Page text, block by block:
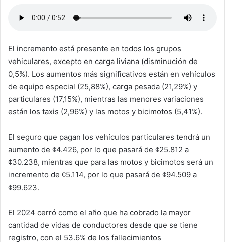
El incremento está presente en todos los grupos
vehiculares, excepto en carga liviana (disminución de
0,5%). Los aumentos más significativos están en vehículos
de equipo especial (25,88%), carga pesada (21,29%) y
particulares (17,15%), mientras las menores variaciones
están los taxis (2,96%) y las motos y bicimotos (5,41%).
El seguro que pagan los vehículos particulares tendrá un
aumento de ¢4.426, por lo que pasará de ¢25.812 a
¢30.238, mientras que para las motos y bicimotos será un
incremento de ¢5.114, por lo que pasará de ¢94.509 a
¢99.623.
El 2024 cerró como el año que ha cobrado la mayor
cantidad de vidas de conductores desde que se tiene
registro, con el 53.6% de los fallecimientos